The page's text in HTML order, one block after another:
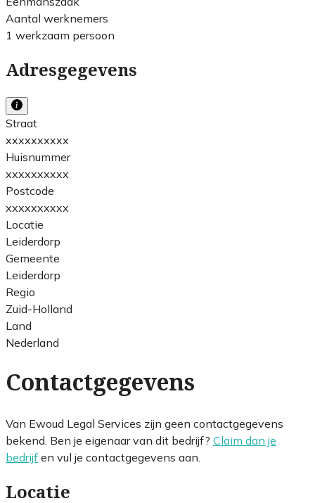
Aantal werknemers
1 werkzaam persoon
Adresgegevens
Straat
xxxxxxxxxx
Huisnummer
xxxxxxxxxx
Postcode
xxxxxxxxxx
Locatie
Leiderdorp
Gemeente
Leiderdorp
Regio
Zuid-Holland
Land
Nederland
Contactgegevens
Van Ewoud Legal Services zijn geen contactgegevens
bekend. Ben je eigenaar van dit bedrijf? Claim dan je
bedrijf en vul je contactgegevens aan.
Locatie